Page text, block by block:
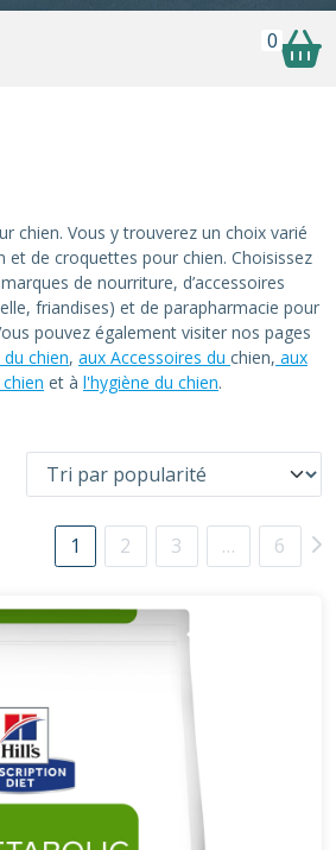
0
chien. Vous y trouverez un choix varié
et de croquettes pour chien. Choisissez
de nourriture, d’accessoires
friandises) et de parapharmacie pour
pouvez également visiter nos pages
chien, aux Accessoires du chien, aux
et à l'hygiène du chien.
1 2 3 … 6